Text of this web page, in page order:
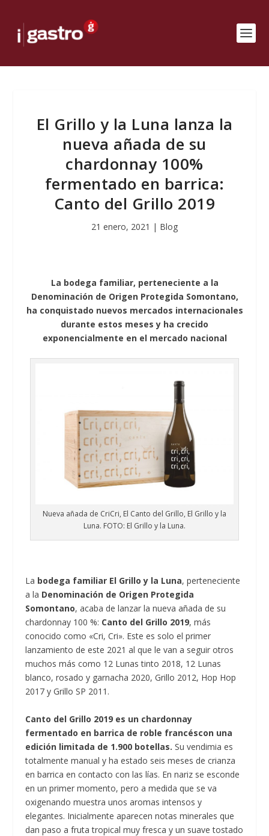
El Grillo y la Luna lanza la
nueva añada de su
chardonnay 100%
fermentado en barrica:
Canto del Grillo 2019
21 enero, 2021 | Blog
La bodega familiar, perteneciente a la
Denominación de Origen Protegida Somontano,
ha conquistado nuevos mercados internacionales
durante estos meses y ha crecido
exponencialmente en el mercado nacional
Nueva añada de CriCri, El Canto del Grillo, El Grillo y la
Luna. FOTO: El Grillo y la Luna.
La bodega familiar El Grillo y la Luna, perteneciente
a la Denominación de Origen Protegida
Somontano, acaba de lanzar la nueva añada de su
chardonnay 100 %: Canto del Grillo 2019, más
conocido como «Cri, Cri». Este es solo el primer
lanzamiento de este 2021 al que le van a seguir otros
muchos más como 12 Lunas tinto 2018, 12 Lunas
blanco, rosado y garnacha 2020, Grillo 2012, Hop Hop
2017 y Grillo SP 2011.
Canto del Grillo 2019 es un chardonnay
fermentado en barrica de roble francéscon una
edición limitada de 1.900 botellas. Su vendimia es
totalmente manual y ha estado seis meses de crianza
en barrica en contacto con las lías. En nariz se esconde
en un primer momento, pero a medida que se va
oxigenando muestra unos aromas intensos y
elegantes. Inicialmente aparecen notas minerales que
dan paso a fruta tropical muy fresca y un suave tostado